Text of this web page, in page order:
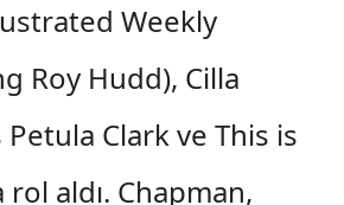
Weekly
Roy Hudd), Cilla
Petula Clark ve This is
rol aldı. Chapman,